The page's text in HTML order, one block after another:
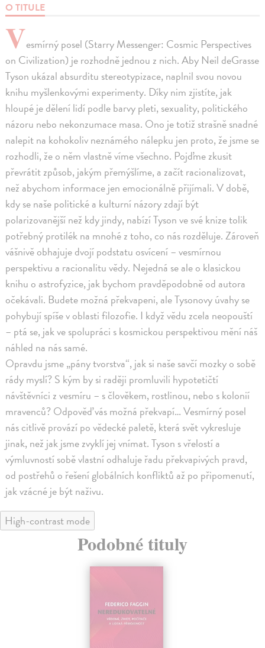
O TITULE
Vesmírný posel (Starry Messenger: Cosmic Perspectives
on Civilization) je rozhodně jednou z nich. Aby Neil deGrasse
Tyson ukázal absurditu stereotypizace, naplnil svou novou
knihu myšlenkovými experimenty. Díky nim zjistíte, jak
hloupé je dělení lidí podle barvy pleti, sexuality, politického
názoru nebo nekonzumace masa. Ono je totiž strašně snadné
nalepit na kohokoliv neznámého nálepku jen proto, že jsme se
rozhodli, že o něm vlastně víme všechno. Pojďme zkusit
převrátit způsob, jakým přemýšlíme, a začít racionalizovat,
než abychom informace jen emocionálně přijímali. V době,
kdy se naše politické a kulturní názory zdají být
polarizovanější než kdy jindy, nabízí Tyson ve své knize tolik
potřebný protilék na mnohé z toho, co nás rozděluje. Zároveň
vášnivě obhajuje dvojí podstatu osvícení – vesmírnou
perspektivu a racionalitu vědy. Nejedná se ale o klasickou
knihu o astrofyzice, jak bychom pravděpodobně od autora
očekávali. Budete možná překvapeni, ale Tysonovy úvahy se
pohybují spíše v oblasti filozofie. I když vědu zcela neopouští
– ptá se, jak ve spolupráci s kosmickou perspektivou mění náš
náhled na nás samé.
Opravdu jsme „pány tvorstva“, jak si naše savčí mozky o sobě
rády myslí? S kým by si raději promluvili hypotetičtí
návštěvníci z vesmíru – s člověkem, rostlinou, nebo s kolonií
mravenců? Odpověď vás možná překvapí… Vesmírný posel
nás citlivě provází po vědecké paletě, která svět vykresluje
jinak, než jak jsme zvyklí jej vnímat. Tyson s vřelostí a
výmluvností sobě vlastní odhaluje řadu překvapivých pravd,
od postřehů o řešení globálních konfliktů až po připomenutí,
jak vzácné je být naživu.
High-contrast mode
Podobné tituly